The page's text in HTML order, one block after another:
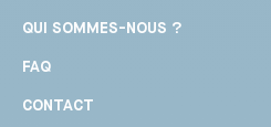
QUI SOMMES-NOUS ?
FAQ
CONTACT